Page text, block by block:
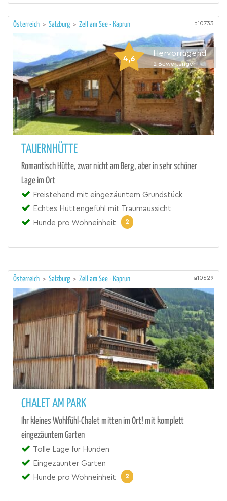
Österreich > Salzburg > Zell am See - Kaprun a10733
4,6
Hervorragend
2 Bewertungen
TAUERNHÜTTE
Romantisch Hütte, zwar nicht am Berg, aber in sehr schöner
Lage im Ort
Freistehend mit eingezäuntem Grundstück
Echtes Hüttengefühl mit Traumaussicht
Hunde pro Wohneinheit
2
Österreich > Salzburg > Zell am See - Kaprun a10629
CHALET AM PARK
Ihr kleines Wohlfühl-Chalet mitten im Ort! mit komplett
eingezäuntem Garten
Tolle Lage für Hunden
Eingezäunter Garten
Hunde pro Wohneinheit
2